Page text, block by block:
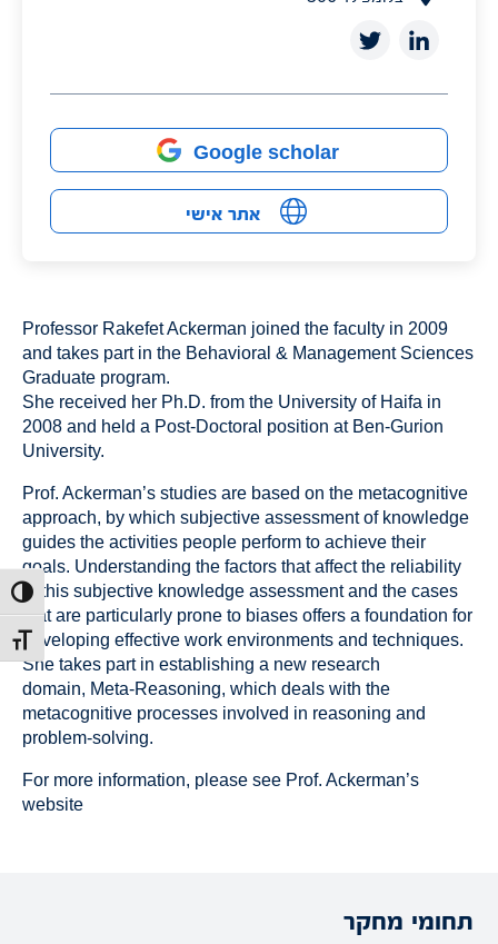
הפעל/
מתג
אתר אישי
Google scholar
Professor Rakefet Ackerman joined the faculty in 2009
and takes part in the Behavioral & Management Sciences
Graduate program.
She received her Ph.D. from the University of Haifa in
2008 and held a Post-Doctoral position at Ben-Gurion
University.
Prof. Ackerman’s studies are based on the metacognitive
approach, by which subjective assessment of knowledge
guides the activities people perform to achieve their
goals. Understanding the factors that affect the reliability
of this subjective knowledge assessment and the cases
that are particularly prone to biases offers a foundation for
developing effective work environments and techniques.
She takes part in establishing a new research
domain, Meta-Reasoning, which deals with the
metacognitive processes involved in reasoning and
problem-solving.
For more information, please see Prof. Ackerman’s
website
תחומי מחקר